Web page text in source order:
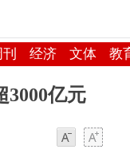
经济 文体 教
3000亿元